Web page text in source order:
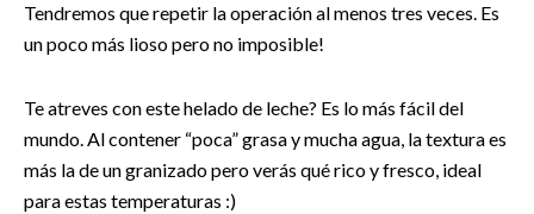
Tendremos que repetir la operación al menos tres veces. Es
un poco más lioso pero no imposible!
Te atreves con este helado de leche? Es lo más fácil del
mundo. Al contener “poca” grasa y mucha agua, la textura es
más la de un granizado pero verás qué rico y fresco, ideal
para estas temperaturas :)